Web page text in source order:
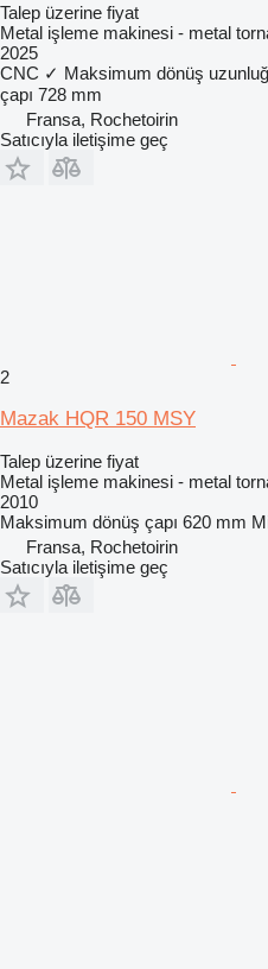
Talep üzerine fiyat
Metal işleme makinesi - metal
2025
CNC ✓ Maksimum dönüş
çapı 728 mm
Fransa, Rochetoirin
Satıcıyla iletişime geç
2
Mazak HQR 150 MSY
Talep üzerine fiyat
Metal işleme makinesi - metal
2010
Maksimum dönüş çapı 620 mm
Fransa, Rochetoirin
Satıcıyla iletişime geç